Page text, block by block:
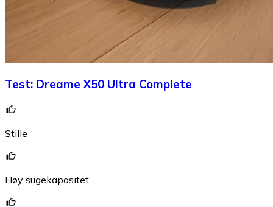
Test: Dreame X50 Ultra Complete
Stille
Høy sugekapasitet